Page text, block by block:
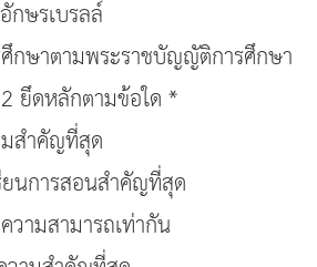
กษรเบรลล์
กษาตามพระราชบัญญัติการศึกษา
ยึดหลักตามข้อใด *
สำคัญที่สุด
ยนการสอนสำคัญที่สุด
ามสามารถเท่ากัน